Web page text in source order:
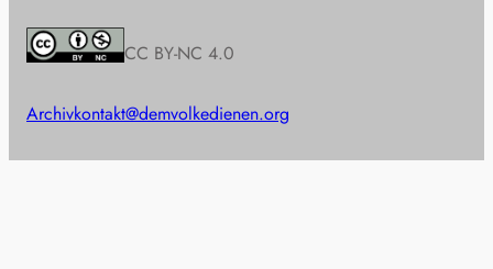
CC BY-NC 4.0
Archivkontakt@demvolkedienen.org